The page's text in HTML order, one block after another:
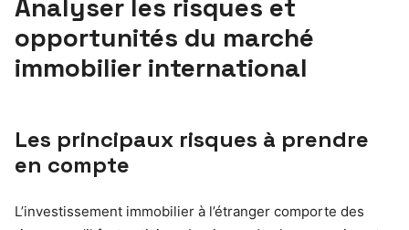
Analyser les risques et
opportunités du marché
immobilier international
Les principaux risques à prendre
en compte
L’investissement immobilier à l’étranger comporte des